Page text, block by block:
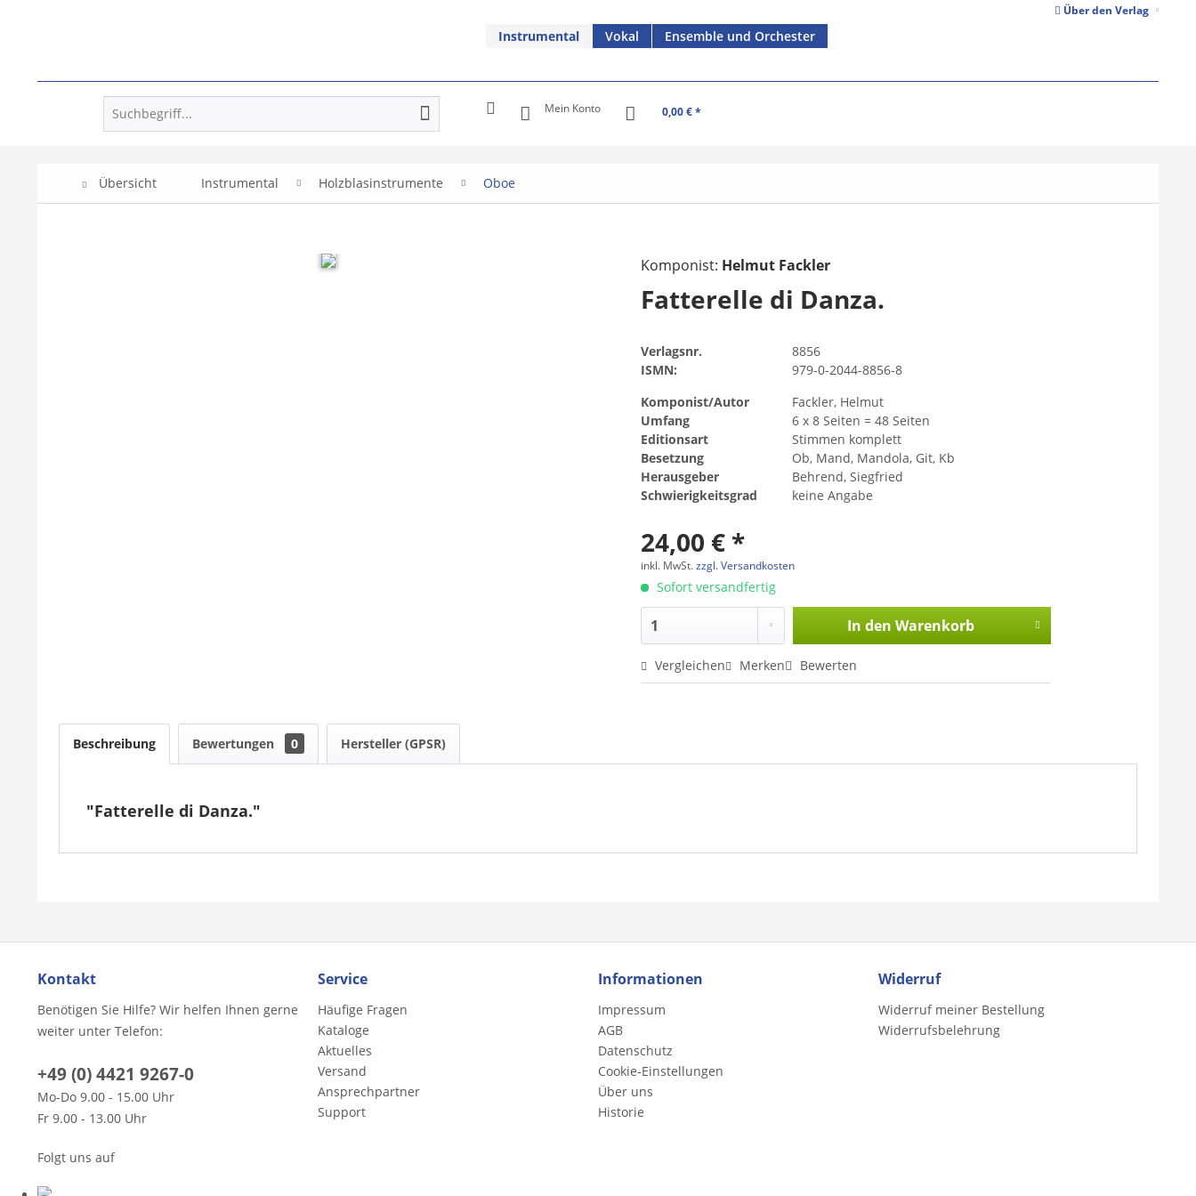
Über den Verlag
Instrumental Vokal Ensemble und Orchester
Mein Konto 0,00 € *
Übersicht Instrumental Holzblasinstrumente Oboe
Komponist: Helmut Fackler
Fatterelle di Danza.
Verlagsnr.
8856
ISMN:
979-0-2044-8856-8
Komponist/Autor
Fackler, Helmut
Umfang
6 x 8 Seiten = 48 Seiten
Editionsart
Stimmen komplett
Besetzung
Ob, Mand, Mandola, Git, Kb
Herausgeber
Behrend, Siegfried
Schwierigkeitsgrad
keine Angabe
24,00 € *
inkl. MwSt.zzgl. Versandkosten
Sofort versandfertig
In den Warenkorb
Vergleichen Merken Bewerten
Beschreibung Bewertungen 0 Hersteller (GPSR)
"Fatterelle di Danza."
Kontakt
Benötigen Sie Hilfe? Wir helfen Ihnen gerne
weiter unter Telefon:
+49 (0) 4421 9267-0
Mo-Do 9.00 - 15.00 Uhr
Fr 9.00 - 13.00 Uhr
Folgt uns auf
Service
Häufige Fragen
Kataloge
Aktuelles
Versand
Ansprechpartner
Support
Informationen
Impressum
AGB
Datenschutz
Cookie-Einstellungen
Über uns
Historie
Widerruf
Widerruf meiner Bestellung
Widerrufsbelehrung